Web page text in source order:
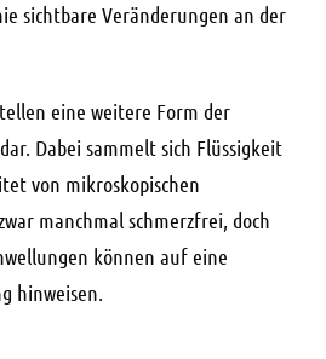
sichtbare Veränderungen an der
eine weitere Form der
Dabei sammelt sich Flüssigkeit
von mikroskopischen
manchmal schmerzfrei, doch
können auf eine
hinweisen.